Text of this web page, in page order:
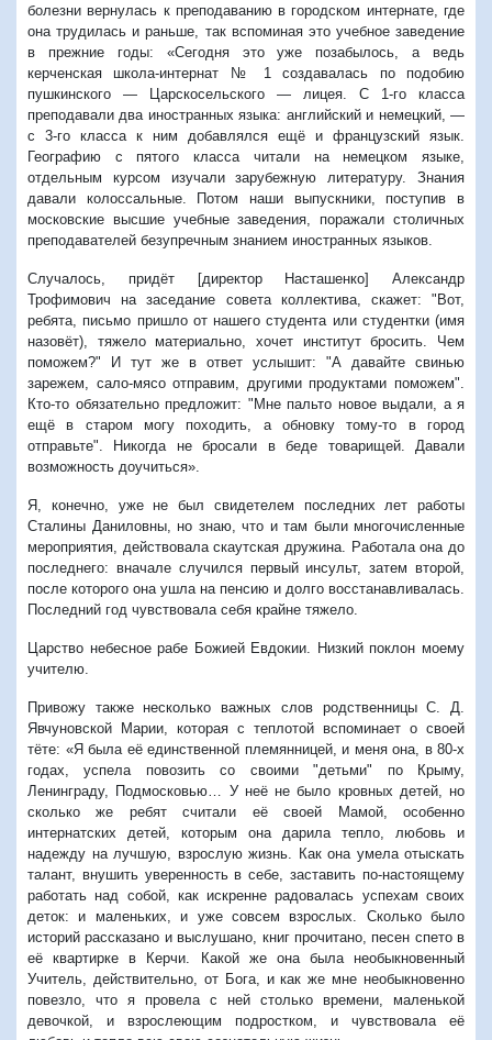
болезни вернулась к преподаванию в городском интернате, где
она трудилась и раньше, так вспоминая это учебное заведение
в прежние годы: «Сегодня это уже позабылось, а ведь
керченская школа-интернат № 1 создавалась по подобию
пушкинского — Царскосельского — лицея. С 1-го класса
преподавали два иностранных языка: английский и немецкий, —
с 3-го класса к ним добавлялся ещё и французский язык.
Географию с пятого класса читали на немецком языке,
отдельным курсом изучали зарубежную литературу. Знания
давали колоссальные. Потом наши выпускники, поступив в
московские высшие учебные заведения, поражали столичных
преподавателей безупречным знанием иностранных языков.
Случалось, придёт [директор Насташенко] Александр
Трофимович на заседание совета коллектива, скажет: "Вот,
ребята, письмо пришло от нашего студента или студентки (имя
назовёт), тяжело материально, хочет институт бросить. Чем
поможем?" И тут же в ответ услышит: "А давайте свинью
зарежем, сало-мясо отправим, другими продуктами поможем".
Кто-то обязательно предложит: "Мне пальто новое выдали, а я
ещё в старом могу походить, а обновку тому-то в город
отправьте". Никогда не бросали в беде товарищей. Давали
возможность доучиться».
Я, конечно, уже не был свидетелем последних лет работы
Сталины Даниловны, но знаю, что и там были многочисленные
мероприятия, действовала скаутская дружина. Работала она до
последнего: вначале случился первый инсульт, затем второй,
после которого она ушла на пенсию и долго восстанавливалась.
Последний год чувствовала себя крайне тяжело.
Царство небесное рабе Божией Евдокии. Низкий поклон моему
учителю.
Привожу также несколько важных слов родственницы С. Д.
Явчуновской Марии, которая с теплотой вспоминает о своей
тёте: «Я была её единственной племянницей, и меня она, в 80-х
годах, успела повозить со своими "детьми" по Крыму,
Ленинграду, Подмосковью… У неё не было кровных детей, но
сколько же ребят считали её своей Мамой, особенно
интернатских детей, которым она дарила тепло, любовь и
надежду на лучшую, взрослую жизнь. Как она умела отыскать
талант, внушить уверенность в себе, заставить по-настоящему
работать над собой, как искренне радовалась успехам своих
деток: и маленьких, и уже совсем взрослых. Сколько было
историй рассказано и выслушано, книг прочитано, песен спето в
её квартирке в Керчи. Какой же она была необыкновенный
Учитель, действительно, от Бога, и как же мне необыкновенно
повезло, что я провела с ней столько времени, маленькой
девочкой, и взрослеющим подростком, и чувствовала её